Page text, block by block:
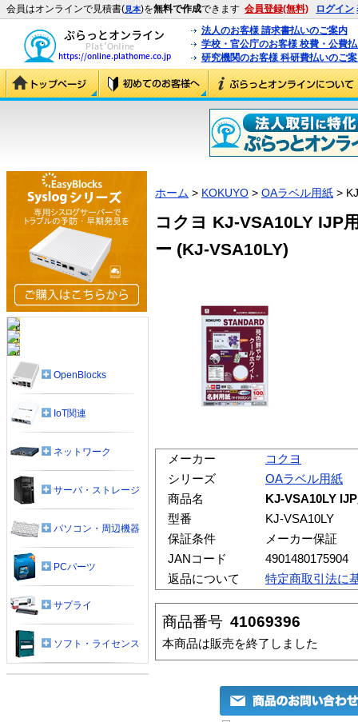
会員はオンラインで見積書(見本)を無料で作成できます 会員登録(無料) ログイン
法人のお客様 請求書払いのご案内
学校・官公庁のお客様 校費・公費
研究機関のお客様 科研費払いのご
ホーム > KOKUYO > OAラベル用紙 >
コクヨ KJ-VSA10LY IJP
ー (KJ-VSA10LY)
メーカー
コクヨ
シリーズ
OAラベル用紙
商品名
KJ-VSA10LY
型番
KJ-VSA10LY
保証条件
メーカー保証
JANコード
4901480175904
返品について
特定商取引法に
商品番号 41069396
本商品は販売を終了しました
OpenBlocks
IoT関連
ネットワーク
サーバ・ストレージ
パソコン・周辺機器
PCパーツ
サプライ
ソフト・ライセンス